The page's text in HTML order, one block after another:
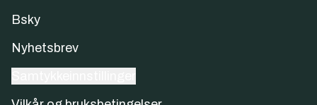
Bsky
Nyhetsbrev